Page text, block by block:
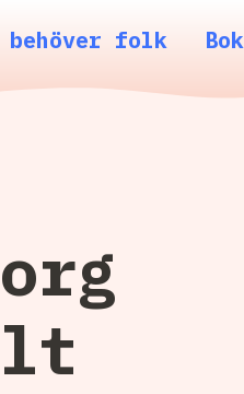
behöver folk